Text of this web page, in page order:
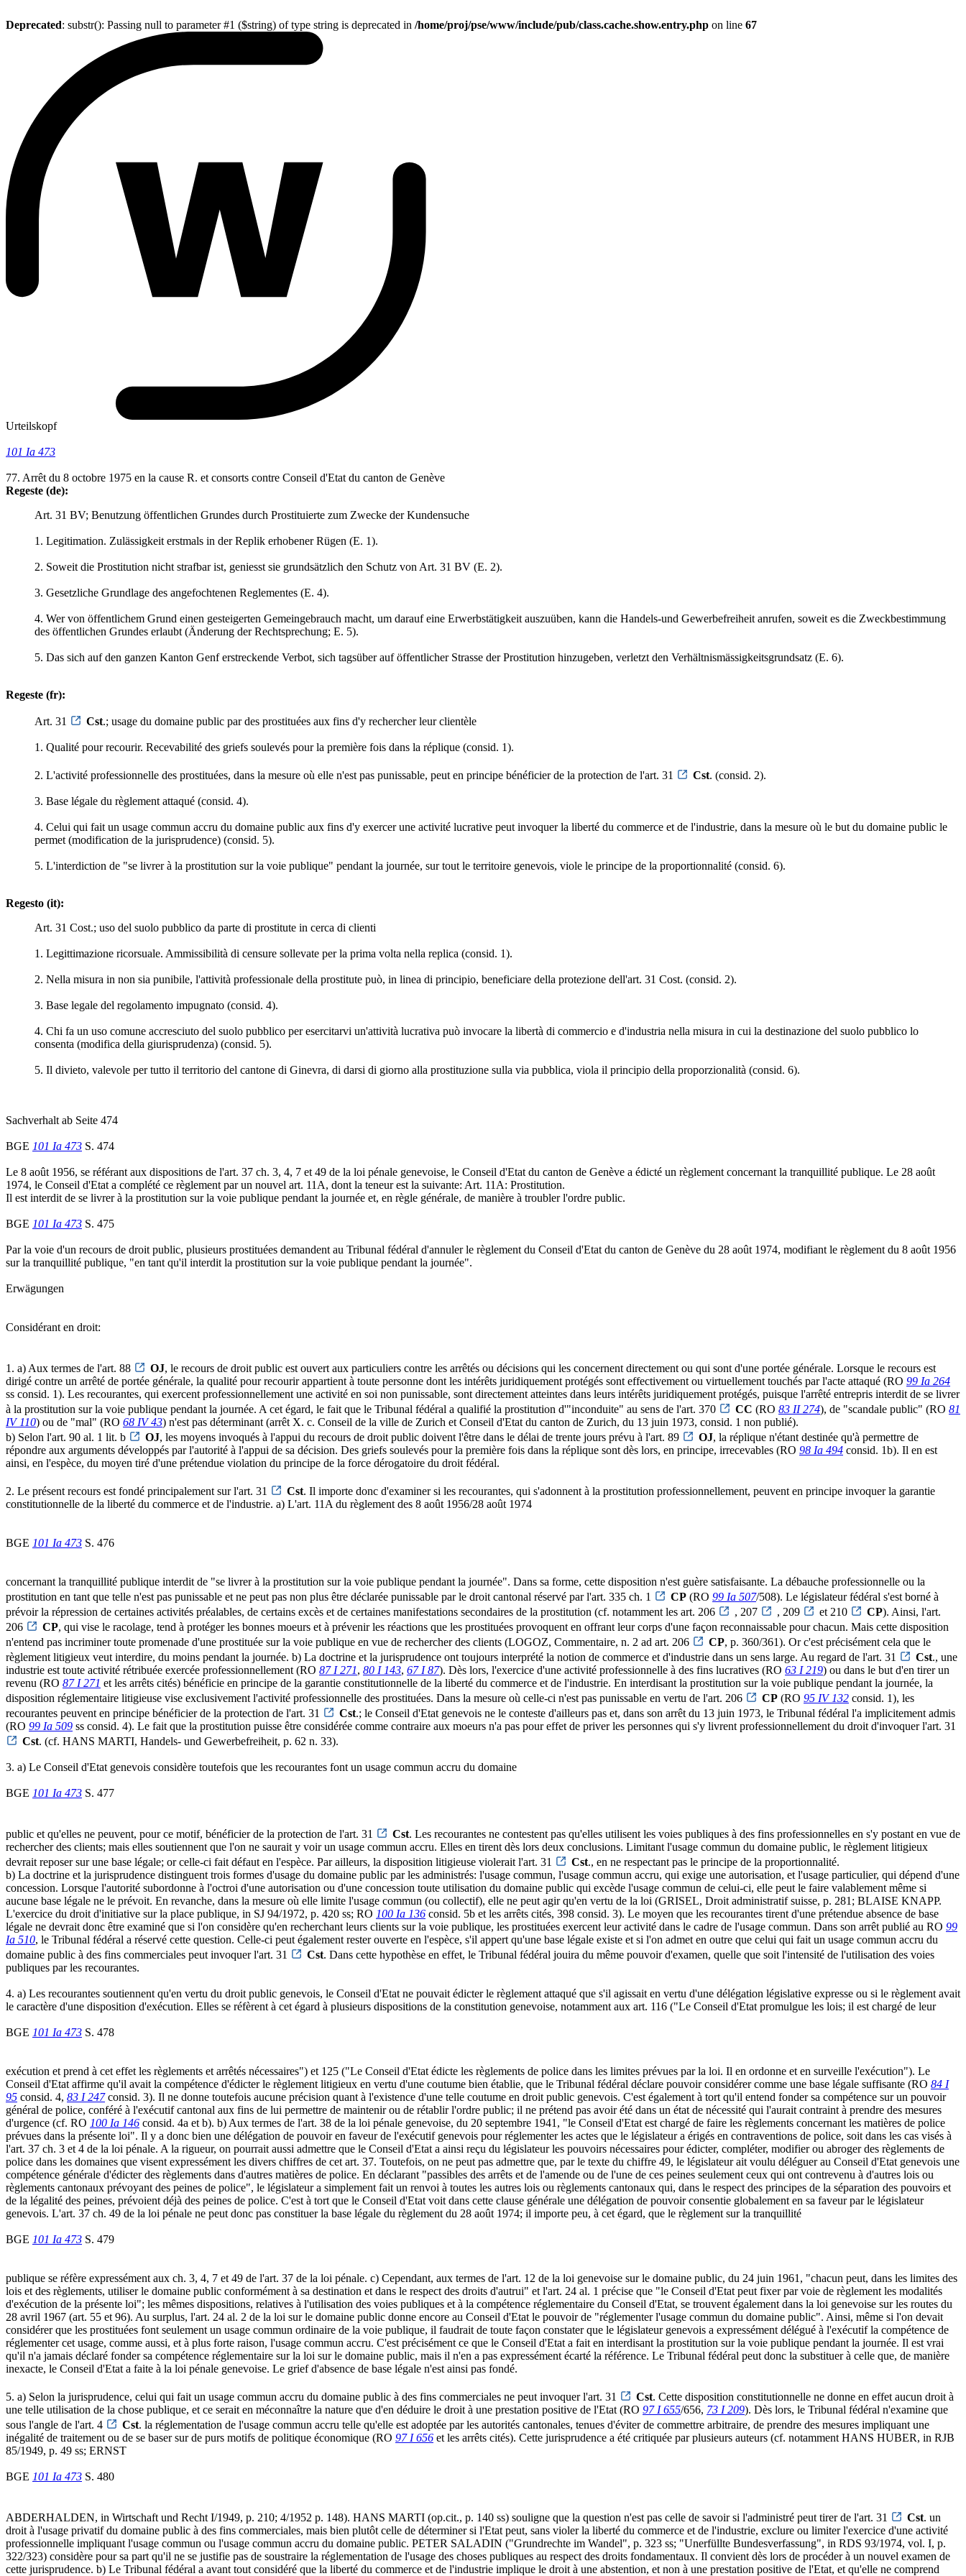
Deprecated: substr(): Passing null to parameter #1 ($string) of type string is deprecated in /home/proj/pse/www/include/pub/class.cache.show.entry.php on line 67
Urteilskopf
101 Ia 473
77. Arrêt du 8 octobre 1975 en la cause R. et consorts contre Conseil d'Etat du canton de Genève
Regeste (de):
Art. 31 BV; Benutzung öffentlichen Grundes durch Prostituierte zum Zwecke der Kundensuche
1. Legitimation. Zulässigkeit erstmals in der Replik erhobener Rügen (E. 1).
2. Soweit die Prostitution nicht strafbar ist, geniesst sie grundsätzlich den Schutz von Art. 31 BV (E. 2).
3. Gesetzliche Grundlage des angefochtenen Reglementes (E. 4).
4. Wer von öffentlichem Grund einen gesteigerten Gemeingebrauch macht, um darauf eine Erwerbstätigkeit auszuüben, kann die Handels-und Gewerbefreiheit anrufen, soweit es die Zweckbestimmung
des öffentlichen Grundes erlaubt (Änderung der Rechtsprechung; E. 5).
5. Das sich auf den ganzen Kanton Genf erstreckende Verbot, sich tagsüber auf öffentlicher Strasse der Prostitution hinzugeben, verletzt den Verhältnismässigkeitsgrundsatz (E. 6).
Regeste (fr):
Art. 31 Cst.; usage du domaine public par des prostituées aux fins d'y rechercher leur clientèle
1. Qualité pour recourir. Recevabilité des griefs soulevés pour la première fois dans la réplique (consid. 1).
2. L'activité professionnelle des prostituées, dans la mesure où elle n'est pas punissable, peut en principe bénéficier de la protection de l'art. 31 Cst. (consid. 2).
3. Base légale du règlement attaqué (consid. 4).
4. Celui qui fait un usage commun accru du domaine public aux fins d'y exercer une activité lucrative peut invoquer la liberté du commerce et de l'industrie, dans la mesure où le but du domaine public le
permet (modification de la jurisprudence) (consid. 5).
5. L'interdiction de "se livrer à la prostitution sur la voie publique" pendant la journée, sur tout le territoire genevois, viole le principe de la proportionnalité (consid. 6).
Regesto (it):
Art. 31 Cost.; uso del suolo pubblico da parte di prostitute in cerca di clienti
1. Legittimazione ricorsuale. Ammissibilità di censure sollevate per la prima volta nella replica (consid. 1).
2. Nella misura in non sia punibile, l'attività professionale della prostitute può, in linea di principio, beneficiare della protezione dell'art. 31 Cost. (consid. 2).
3. Base legale del regolamento impugnato (consid. 4).
4. Chi fa un uso comune accresciuto del suolo pubblico per esercitarvi un'attività lucrativa può invocare la libertà di commercio e d'industria nella misura in cui la destinazione del suolo pubblico lo
consenta (modifica della giurisprudenza) (consid. 5).
5. Il divieto, valevole per tutto il territorio del cantone di Ginevra, di darsi di giorno alla prostituzione sulla via pubblica, viola il principio della proporzionalità (consid. 6).
Sachverhalt ab Seite 474
BGE 101 Ia 473 S. 474
Le 8 août 1956, se référant aux dispositions de l'art. 37 ch. 3, 4, 7 et 49 de la loi pénale genevoise, le Conseil d'Etat du canton de Genève a édicté un règlement concernant la tranquillité publique. Le 28 août
1974, le Conseil d'Etat a complété ce règlement par un nouvel art. 11A, dont la teneur est la suivante: Art. 11A: Prostitution.
Il est interdit de se livrer à la prostitution sur la voie publique pendant la journée et, en règle générale, de manière à troubler l'ordre public.
BGE 101 Ia 473 S. 475
Par la voie d'un recours de droit public, plusieurs prostituées demandent au Tribunal fédéral d'annuler le règlement du Conseil d'Etat du canton de Genève du 28 août 1974, modifiant le règlement du 8 août 1956
sur la tranquillité publique, "en tant qu'il interdit la prostitution sur la voie publique pendant la journée".
Erwägungen
Considérant en droit:
1. a) Aux termes de l'art. 88 OJ, le recours de droit public est ouvert aux particuliers contre les arrêtés ou décisions qui les concernent directement ou qui sont d'une portée générale. Lorsque le recours est
dirigé contre un arrêté de portée générale, la qualité pour recourir appartient à toute personne dont les intérêts juridiquement protégés sont effectivement ou virtuellement touchés par l'acte attaqué (RO 99 Ia 264
ss consid. 1). Les recourantes, qui exercent professionnellement une activité en soi non punissable, sont directement atteintes dans leurs intérêts juridiquement protégés, puisque l'arrêté entrepris interdit de se livrer
à la prostitution sur la voie publique pendant la journée. A cet égard, le fait que le Tribunal fédéral a qualifié la prostitution d'"inconduite" au sens de l'art. 370
CC (RO 83 II 274), de "scandale public" (RO 81
IV 110) ou de "mal" (RO 68 IV 43) n'est pas déterminant (arrêt X. c. Conseil de la ville de Zurich et Conseil d'Etat du canton de Zurich, du 13 juin 1973, consid. 1 non publié).
b) Selon l'art. 90 al. 1 lit. b
OJ, les moyens invoqués à l'appui du recours de droit public doivent l'être dans le délai de trente jours prévu à l'art. 89 OJ, la réplique n'étant destinée qu'à permettre de
répondre aux arguments développés par l'autorité à l'appui de sa décision. Des griefs soulevés pour la première fois dans la réplique sont dès lors, en principe, irrecevables (RO 98 Ia 494 consid. 1b). Il en est
ainsi, en l'espèce, du moyen tiré d'une prétendue violation du principe de la force dérogatoire du droit fédéral.
2. Le présent recours est fondé principalement sur l'art. 31 Cst. Il importe donc d'examiner si les recourantes, qui s'adonnent à la prostitution professionnellement, peuvent en principe invoquer la garantie
constitutionnelle de la liberté du commerce et de l'industrie. a) L'art. 11A du règlement des 8 août 1956/28 août 1974
BGE 101 Ia 473 S. 476
concernant la tranquillité publique interdit de "se livrer à la prostitution sur la voie publique pendant la journée". Dans sa forme, cette disposition n'est guère satisfaisante. La débauche professionnelle ou la
prostitution en tant que telle n'est pas punissable et ne peut pas non plus être déclarée punissable par le droit cantonal réservé par l'art. 335 ch. 1
CP (RO 99 Ia 507/508). Le législateur fédéral s'est borné à
prévoir la répression de certaines activités préalables, de certains excès et de certaines manifestations secondaires de la prostitution (cf. notamment les art. 206
, 207 , 209 et 210 CP). Ainsi, l'art.
206
CP, qui vise le racolage, tend à protéger les bonnes moeurs et à prévenir les réactions que les prostituées provoquent en offrant leur corps d'une façon reconnaissable pour chacun. Mais cette disposition
n'entend pas incriminer toute promenade d'une prostituée sur la voie publique en vue de rechercher des clients (LOGOZ, Commentaire, n. 2 ad art. 206
CP, p. 360/361). Or c'est précisément cela que le
règlement litigieux veut interdire, du moins pendant la journée. b) La doctrine et la jurisprudence ont toujours interprété la notion de commerce et d'industrie dans un sens large. Au regard de l'art. 31
Cst., une
industrie est toute activité rétribuée exercée professionnellement (RO 87 I 271, 80 I 143, 67 I 87). Dès lors, l'exercice d'une activité professionnelle à des fins lucratives (RO 63 I 219) ou dans le but d'en tirer un
revenu (RO 87 I 271 et les arrêts cités) bénéficie en principe de la garantie constitutionnelle de la liberté du commerce et de l'industrie. En interdisant la prostitution sur la voie publique pendant la journée, la
disposition réglementaire litigieuse vise exclusivement l'activité professionnelle des prostituées. Dans la mesure où celle-ci n'est pas punissable en vertu de l'art. 206
CP (RO 95 IV 132 consid. 1), les
recourantes peuvent en principe bénéficier de la protection de l'art. 31
Cst.; le Conseil d'Etat genevois ne le conteste d'ailleurs pas et, dans son arrêt du 13 juin 1973, le Tribunal fédéral l'a implicitement admis
(RO 99 Ia 509 ss consid. 4). Le fait que la prostitution puisse être considérée comme contraire aux moeurs n'a pas pour effet de priver les personnes qui s'y livrent professionnellement du droit d'invoquer l'art. 31
Cst. (cf. HANS MARTI, Handels- und Gewerbefreiheit, p. 62 n. 33).
3. a) Le Conseil d'Etat genevois considère toutefois que les recourantes font un usage commun accru du domaine
BGE 101 Ia 473 S. 477
public et qu'elles ne peuvent, pour ce motif, bénéficier de la protection de l'art. 31 Cst. Les recourantes ne contestent pas qu'elles utilisent les voies publiques à des fins professionnelles en s'y postant en vue de
rechercher des clients; mais elles soutiennent que l'on ne saurait y voir un usage commun accru. Elles en tirent dès lors deux conclusions. Limitant l'usage commun du domaine public, le règlement litigieux
devrait reposer sur une base légale; or celle-ci fait défaut en l'espèce. Par ailleurs, la disposition litigieuse violerait l'art. 31
Cst., en ne respectant pas le principe de la proportionnalité.
b) La doctrine et la jurisprudence distinguent trois formes d'usage du domaine public par les administrés: l'usage commun, l'usage commun accru, qui exige une autorisation, et l'usage particulier, qui dépend d'une
concession. Lorsque l'autorité subordonne à l'octroi d'une autorisation ou d'une concession toute utilisation du domaine public qui excède l'usage commun de celui-ci, elle peut le faire valablement même si
aucune base légale ne le prévoit. En revanche, dans la mesure où elle limite l'usage commun (ou collectif), elle ne peut agir qu'en vertu de la loi (GRISEL, Droit administratif suisse, p. 281; BLAISE KNAPP.
L'exercice du droit d'initiative sur la place publique, in SJ 94/1972, p. 420 ss; RO 100 Ia 136 consid. 5b et les arrêts cités, 398 consid. 3). Le moyen que les recourantes tirent d'une prétendue absence de base
légale ne devrait donc être examiné que si l'on considère qu'en recherchant leurs clients sur la voie publique, les prostituées exercent leur activité dans le cadre de l'usage commun. Dans son arrêt publié au RO 99
Ia 510, le Tribunal fédéral a réservé cette question. Celle-ci peut également rester ouverte en l'espèce, s'il appert qu'une base légale existe et si l'on admet en outre que celui qui fait un usage commun accru du
domaine public à des fins commerciales peut invoquer l'art. 31
Cst. Dans cette hypothèse en effet, le Tribunal fédéral jouira du même pouvoir d'examen, quelle que soit l'intensité de l'utilisation des voies
publiques par les recourantes.
4. a) Les recourantes soutiennent qu'en vertu du droit public genevois, le Conseil d'Etat ne pouvait édicter le règlement attaqué que s'il agissait en vertu d'une délégation législative expresse ou si le règlement avait
le caractère d'une disposition d'exécution. Elles se réfèrent à cet égard à plusieurs dispositions de la constitution genevoise, notamment aux art. 116 ("Le Conseil d'Etat promulgue les lois; il est chargé de leur
BGE 101 Ia 473 S. 478
exécution et prend à cet effet les règlements et arrêtés nécessaires") et 125 ("Le Conseil d'Etat édicte les règlements de police dans les limites prévues par la loi. Il en ordonne et en surveille l'exécution"). Le
Conseil d'Etat affirme qu'il avait la compétence d'édicter le règlement litigieux en vertu d'une coutume bien établie, que le Tribunal fédéral déclare pouvoir considérer comme une base légale suffisante (RO 84 I
95 consid. 4, 83 I 247consid. 3). Il ne donne toutefois aucune précision quant à l'existence d'une telle coutume en droit public genevois. C'est également à tort qu'il entend fonder sa compétence sur un pouvoir
général de police, conféré à l'exécutif cantonal aux fins de lui permettre de maintenir ou de rétablir l'ordre public; il ne prétend pas avoir été dans un état de nécessité qui l'aurait contraint à prendre des mesures
d'urgence (cf. RO 100 Ia 146 consid. 4a et b). b) Aux termes de l'art. 38 de la loi pénale genevoise, du 20 septembre 1941, "le Conseil d'Etat est chargé de faire les règlements concernant les matières de police
prévues dans la présente loi". Il y a donc bien une délégation de pouvoir en faveur de l'exécutif genevois pour réglementer les actes que le législateur a érigés en contraventions de police, soit dans les cas visés à
l'art. 37 ch. 3 et 4 de la loi pénale. A la rigueur, on pourrait aussi admettre que le Conseil d'Etat a ainsi reçu du législateur les pouvoirs nécessaires pour édicter, compléter, modifier ou abroger des règlements de
police dans les domaines que visent expressément les divers chiffres de cet art. 37. Toutefois, on ne peut pas admettre que, par le texte du chiffre 49, le législateur ait voulu déléguer au Conseil d'Etat genevois une
compétence générale d'édicter des règlements dans d'autres matières de police. En déclarant "passibles des arrêts et de l'amende ou de l'une de ces peines seulement ceux qui ont contrevenu à d'autres lois ou
règlements cantonaux prévoyant des peines de police", le législateur a simplement fait un renvoi à toutes les autres lois ou règlements cantonaux qui, dans le respect des principes de la séparation des pouvoirs et
de la légalité des peines, prévoient déjà des peines de police. C'est à tort que le Conseil d'Etat voit dans cette clause générale une délégation de pouvoir consentie globalement en sa faveur par le législateur
genevois. L'art. 37 ch. 49 de la loi pénale ne peut donc pas constituer la base légale du règlement du 28 août 1974; il importe peu, à cet égard, que le règlement sur la tranquillité
BGE 101 Ia 473 S. 479
publique se réfère expressément aux ch. 3, 4, 7 et 49 de l'art. 37 de la loi pénale. c) Cependant, aux termes de l'art. 12 de la loi genevoise sur le domaine public, du 24 juin 1961, "chacun peut, dans les limites des
lois et des règlements, utiliser le domaine public conformément à sa destination et dans le respect des droits d'autrui" et l'art. 24 al. 1 précise que "le Conseil d'Etat peut fixer par voie de règlement les modalités
d'exécution de la présente loi"; les mêmes dispositions, relatives à l'utilisation des voies publiques et à la compétence réglementaire du Conseil d'Etat, se trouvent également dans la loi genevoise sur les routes du
28 avril 1967 (art. 55 et 96). Au surplus, l'art. 24 al. 2 de la loi sur le domaine public donne encore au Conseil d'Etat le pouvoir de "réglementer l'usage commun du domaine public". Ainsi, même si l'on devait
considérer que les prostituées font seulement un usage commun ordinaire de la voie publique, il faudrait de toute façon constater que le législateur genevois a expressément délégué à l'exécutif la compétence de
réglementer cet usage, comme aussi, et à plus forte raison, l'usage commun accru. C'est précisément ce que le Conseil d'Etat a fait en interdisant la prostitution sur la voie publique pendant la journée. Il est vrai
qu'il n'a jamais déclaré fonder sa compétence réglementaire sur la loi sur le domaine public, mais il n'en a pas expressément écarté la référence. Le Tribunal fédéral peut donc la substituer à celle que, de manière
inexacte, le Conseil d'Etat a faite à la loi pénale genevoise. Le grief d'absence de base légale n'est ainsi pas fondé.
5. a) Selon la jurisprudence, celui qui fait un usage commun accru du domaine public à des fins commerciales ne peut invoquer l'art. 31 Cst. Cette disposition constitutionnelle ne donne en effet aucun droit à
une telle utilisation de la chose publique, et ce serait en méconnaître la nature que d'en déduire le droit à une prestation positive de l'Etat (RO 97 I 655/656, 73 I 209). Dès lors, le Tribunal fédéral n'examine que
sous l'angle de l'art. 4
Cst. la réglementation de l'usage commun accru telle qu'elle est adoptée par les autorités cantonales, tenues d'éviter de commettre arbitraire, de prendre des mesures impliquant une
inégalité de traitement ou de se baser sur de purs motifs de politique économique (RO 97 I 656 et les arrêts cités). Cette jurisprudence a été critiquée par plusieurs auteurs (cf. notamment HANS HUBER, in RJB
85/1949, p. 49 ss; ERNST
BGE 101 Ia 473 S. 480
ABDERHALDEN, in Wirtschaft und Recht I/1949, p. 210; 4/1952 p. 148). HANS MARTI (op.cit., p. 140 ss) souligne que la question n'est pas celle de savoir si l'administré peut tirer de l'art. 31 Cst. un
droit à l'usage privatif du domaine public à des fins commerciales, mais bien plutôt celle de déterminer si l'Etat peut, sans violer la liberté du commerce et de l'industrie, exclure ou limiter l'exercice d'une activité
professionnelle impliquant l'usage commun ou l'usage commun accru du domaine public. PETER SALADIN ("Grundrechte im Wandel", p. 323 ss; "Unerfüllte Bundesverfassung", in RDS 93/1974, vol. I, p.
322/323) considère pour sa part qu'il ne se justifie pas de soustraire la réglementation de l'usage des choses publiques au respect des droits fondamentaux. Il convient dès lors de procéder à un nouvel examen de
cette jurisprudence. b) Le Tribunal fédéral a avant tout considéré que la liberté du commerce et de l'industrie implique le droit à une abstention, et non à une prestation positive de l'Etat, et qu'elle ne comprend